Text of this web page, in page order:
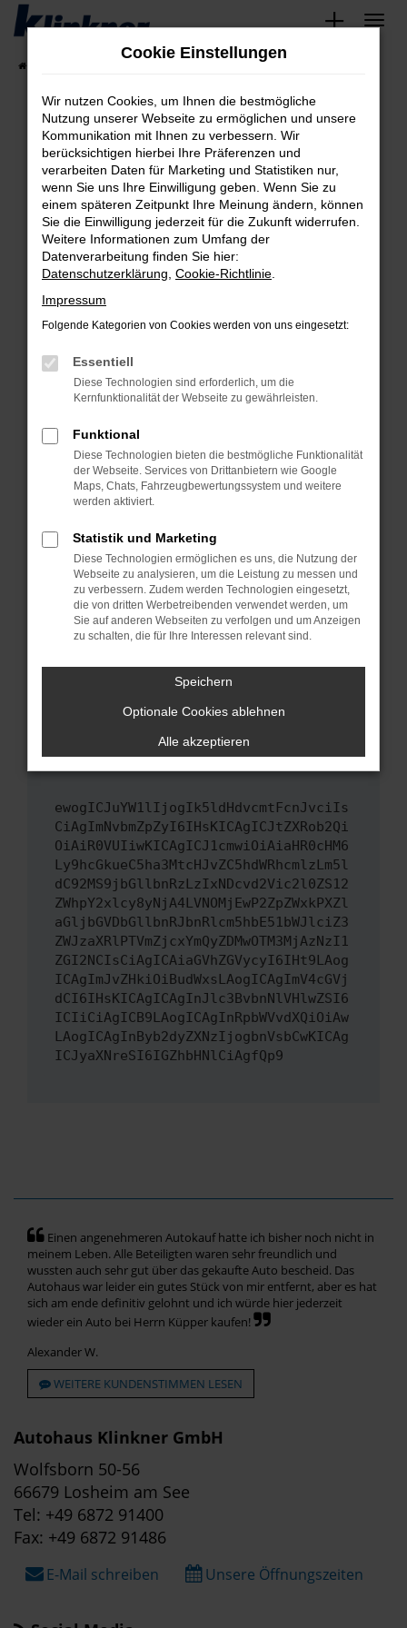
Zum
springen
Fehler: Network Error
Beim Laden ist ein Fehler aufgetreten.
Hier sind ein paar Tipps, die dir helfen können:
Überprüfe deine Firewall und deine
Internetverbindung.
Laden andere Webseiten, zum Beispiel deine
Suchmaschine?
Prüfe deine Browsererweiterungen.
können das Laden bestimmter Seiten
verhindern. Funktioniert die Seite in einem
anderen Browser oder in einem privaten
Starte dein Gerät neu.
Das kann manchmal helfen, vorübergehende
Probleme zu beheben.
Betriebssystem auf dem neuesten Stand
sind.
Veraltete Software birgt nicht nur ein
Sicherheitsrisiko, sondern kann auch dazu
führen, dass bestimmte Funktionen nicht mehr
unterstützt werden.
Wende dich an den Webseitenbetreiber.
Wenn du alle oben genannten Schritte versucht
hast, kontaktiere uns bitte. Wir werden
versuchen, das Problem zu beheben. Du kannst
uns diesen Text schicken, um uns bei der
ewogICJuYW1lIjogIk5ldHdvcmtFcnJvciIs
CiAgImNvbmZpZyI6IHsKICAgICJtZXRob2Qi
OiAiR0VUIiwKICAgICJ1cmwiOiAiaHR0cHM6
Ly9hcGkueC5ha3MtcHJvZC5hdWRhcmlzLm5l
dC92MS9jbGllbnRzLzIxNDcvd2Vic2l0ZS12
ZWhpY2xlcy8yNjA4LVNOMjEwP2ZpZWxkPXZl
aGljbGVDbGllbnRJbnRlcm5hbE51bWJlciZ3
ZWJzaXRlPTVmZjcxYmQyZDMwOTM3MjAzNzI1
ZGI2NCIsCiAgICAiaGVhZGVycyI6IHt9LAog
ICAgImJvZHkiOiBudWxsLAogICAgImV4cGVj
dCI6IHsKICAgICAgInJlc3BvbnNlVHlwZSI6
ICIiCiAgICB9LAogICAgInRpbWVvdXQiOiAw
LAogICAgInByb2dyZXNzIjogbnVsbCwKICAg
ICJyaXNreSI6IGZhbHNlCiAgfQp9
Einen angenehmeren Autokauf hatte ich bisher noch nicht in
meinem Leben. Alle Beteiligten waren sehr freundlich und
wussten auch sehr gut über das gekaufte Auto bescheid. Das
Autohaus war leider ein gutes Stück von mir entfernt, aber es hat
sich am ende definitiv gelohnt und ich würde hier jederzeit
wieder ein Auto bei Herrn Küpper kaufen!
Alexander W.
WEITERE KUNDENSTIMMEN LESEN
Autohaus Klinkner GmbH
Wolfsborn 50-56
66679 Losheim am See
Tel: +49 6872 91400
Fax: +49 6872 91486
E-Mail schreiben Unsere Öffnungszeiten
Cookie Einstellungen
Wir nutzen Cookies, um Ihnen die bestmögliche
Nutzung unserer Webseite zu ermöglichen und unsere
Kommunikation mit Ihnen zu verbessern. Wir
berücksichtigen hierbei Ihre Präferenzen und
verarbeiten Daten für Marketing und Statistiken nur,
wenn Sie uns Ihre Einwilligung geben. Wenn Sie zu
einem späteren Zeitpunkt Ihre Meinung ändern, können
Sie die Einwilligung jederzeit für die Zukunft widerrufen.
Weitere Informationen zum Umfang der
Datenverarbeitung finden Sie hier:
Datenschutzerklärung Cookie-Richtlinie
Impressum
Folgende Kategorien von Cookies werden von uns eingesetzt:
Essentiell
Diese Technologien sind erforderlich, um die
Kernfunktionalität der Webseite zu gewährleisten.
Funktional
Diese Technologien bieten die bestmögliche Funktionalität
der Webseite. Services von Drittanbietern wie Google
Maps, Chats, Fahrzeugbewertungssystem und weitere
werden aktiviert.
Statistik und Marketing
Diese Technologien ermöglichen es uns, die Nutzung der
Webseite zu analysieren, um die Leistung zu messen und
zu verbessern. Zudem werden Technologien eingesetzt,
die von dritten Werbetreibenden verwendet werden, um
Sie auf anderen Webseiten zu verfolgen und um Anzeigen
zu schalten, die für Ihre Interessen relevant sind.
Speichern
Optionale Cookies ablehnen
Alle akzeptieren